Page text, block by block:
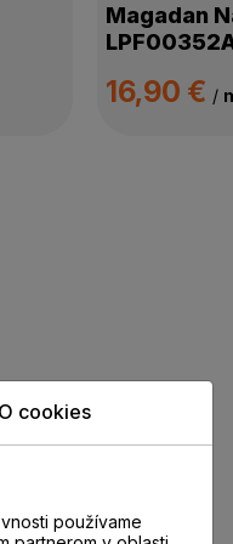
Magadan
16,90 € /
O cookies
používame